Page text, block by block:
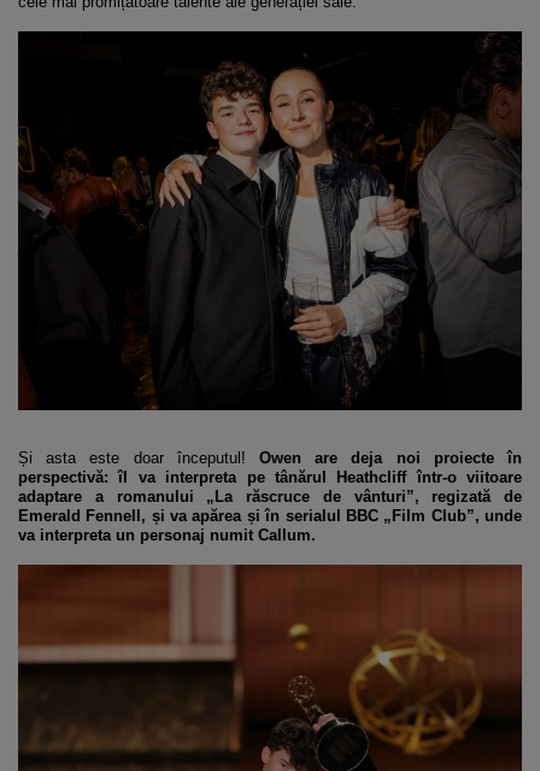
Și asta este doar începutul! Owen are deja noi proiecte în
perspectivă: îl va interpreta pe tânărul Heathcliff într-o viitoare
adaptare a romanului „La răscruce de vânturi”, regizată de
Emerald Fennell, și va apărea și în serialul BBC „Film Club”, unde
va interpreta un personaj numit Callum.